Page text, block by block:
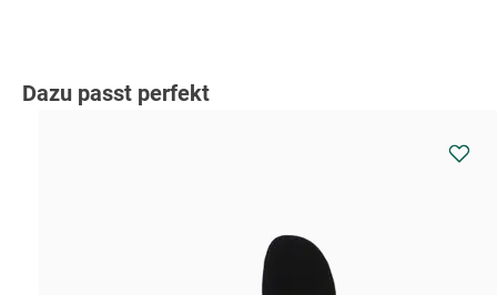
Produktgalerie überspringen
Dazu passt perfekt